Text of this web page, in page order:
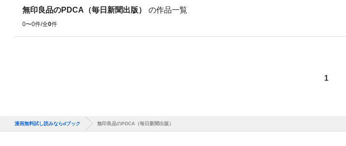
無印良品のPDCA（毎日新聞出版） の作品一覧
0〜0件/全0件
1
漫画無料試し読みならdブック 無印良品のPDCA（毎日新聞出版）